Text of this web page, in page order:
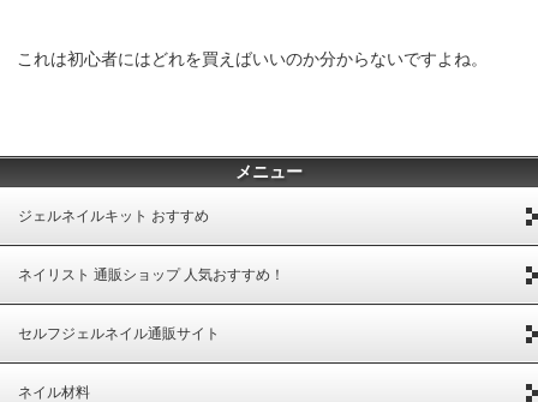
これは初心者にはどれを買えばいいのか分からないですよね。
メニュー
ジェルネイルキット おすすめ
ネイリスト 通販ショップ 人気おすすめ！
セルフジェルネイル通販サイト
ネイル材料